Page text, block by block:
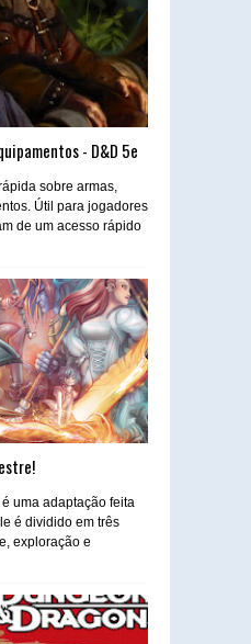
- D&D 5e
sobre armas,
Útil para jogadores
de um acesso rápido
uma adaptação feita
é dividido em três
exploração e